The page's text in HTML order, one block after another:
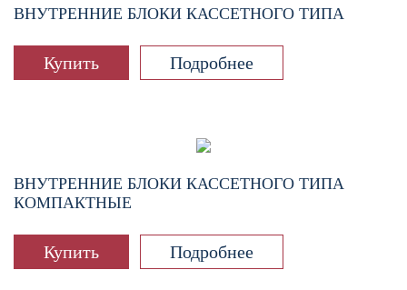
ВНУТРЕННИЕ БЛОКИ КАССЕТНОГО ТИПА
Купить Подробнее
ВНУТРЕННИЕ БЛОКИ КАССЕТНОГО ТИПА
КОМПАКТНЫЕ
Купить Подробнее